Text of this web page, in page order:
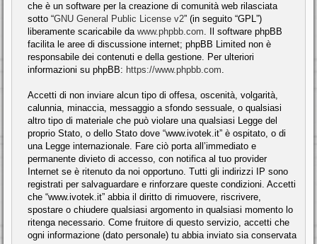
che è un software per la creazione di comunità web rilasciata
sotto “GNU General Public License v2” (in seguito “GPL”)
liberamente scaricabile da www.phpbb.com. Il software phpBB
facilita le aree di discussione internet; phpBB Limited non è
responsabile dei contenuti e della gestione. Per ulteriori
informazioni su phpBB: https://www.phpbb.com.
Accetti di non inviare alcun tipo di offesa, oscenità, volgarità,
calunnia, minaccia, messaggio a sfondo sessuale, o qualsiasi
altro tipo di materiale che può violare una qualsiasi Legge del
proprio Stato, o dello Stato dove “www.ivotek.it” è ospitato, o di
una Legge internazionale. Fare ciò porta all’immediato e
permanente divieto di accesso, con notifica al tuo provider
Internet se è ritenuto da noi opportuno. Tutti gli indirizzi IP sono
registrati per salvaguardare e rinforzare queste condizioni. Accetti
che “www.ivotek.it” abbia il diritto di rimuovere, riscrivere,
spostare o chiudere qualsiasi argomento in qualsiasi momento lo
ritenga necessario. Come fruitore di questo servizio, accetti che
ogni informazione (dato personale) tu abbia inviato sia conservata